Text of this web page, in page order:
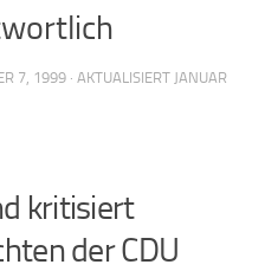
7, 1999 · AKTUALISIERT JANUAR
kritisiert
der CDU